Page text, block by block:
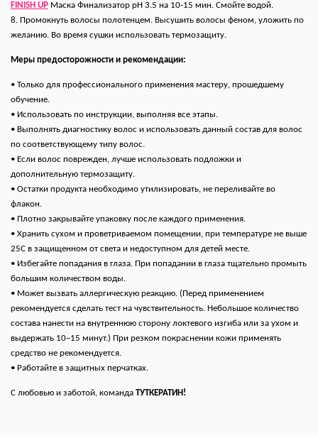
FINISH UP Маска Финализатор pH 3.5 на 10-15 мин. Смойте водой.
8. Промокнуть волосы полотенцем. Высушить волосы феном, уложить по
желанию. Во время сушки использовать термозащиту.
Меры предосторожности и рекомендации:
• Только для профессионального применения мастеру, прошедшему
обучение.
• Использовать по инструкции, выполняя все этапы.
• Выполнять диагностику волос и использовать данный состав для волос
по соответствующему типу волос.
• Если волос поврежден, лучше использовать подложки и
дополнительную термозащиту.
• Остатки продукта необходимо утилизировать, не переливайте во
флакон.
• Плотно закрывайте упаковку после каждого применения.
• Хранить сухом и проветриваемом помещении, при температуре не выше
25С в защищенном от света и недоступном для детей месте.
• Избегайте попадания в глаза. При попадании в глаза тщательно промыть
большим количеством воды.
• Может вызвать аллергическую реакцию. (Перед применением
рекомендуется сделать тест на чувствительность. Небольшое количество
состава нанести на внутреннюю сторону локтевого изгиба или за ухом и
выдержать 10−15 минут.) При резком покраснении кожи применять
средство не рекомендуется.
• Работайте в защитных перчатках.
С любовью и заботой, команда ТУТКЕРАТИН!